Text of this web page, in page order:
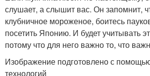
слушает, а слышит вас. Он запомнит,
клубничное мороженое, боитесь
посетить Японию. И будет учитывать
потому что для него важно то, что
Изображение подготовлено с
технологий